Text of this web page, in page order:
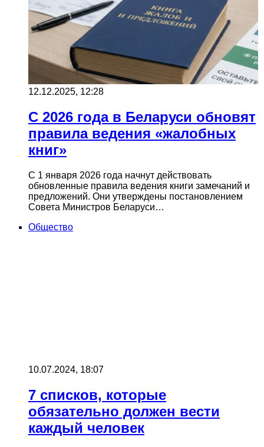
12.12.2025, 12:28
С 2026 года в Беларуси обновят
правила ведения «жалобных
книг»
С 1 января 2026 года начнут действовать
обновленные правила ведения книги замечаний и
предложений. Они утверждены постановлением
Совета Министров Беларуси…
Общество
10.07.2024, 18:07
7 списков, которые
обязательно должен вести
каждый человек